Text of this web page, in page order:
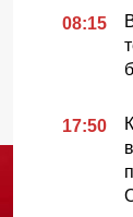
08:15
17:50